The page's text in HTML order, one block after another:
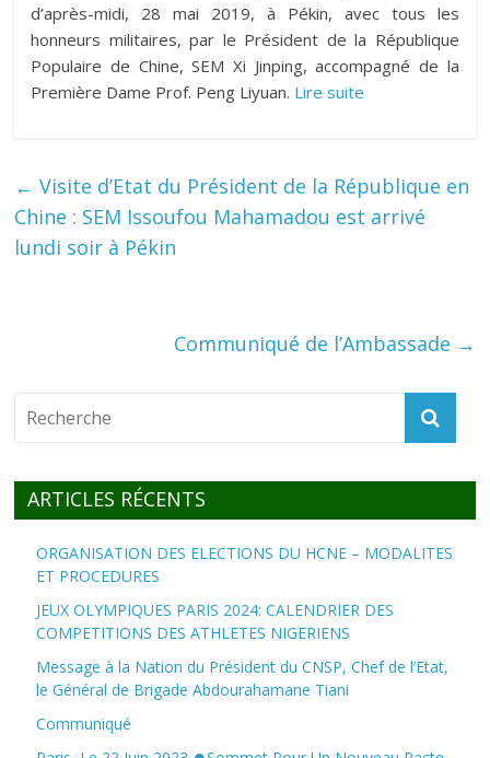
d’après-midi, 28 mai 2019, à Pékin, avec tous les
honneurs militaires, par le Président de la République
Populaire de Chine, SEM Xi Jinping, accompagné de la
Première Dame Prof. Peng Liyuan. Lire suite
← Visite d’Etat du Président de la République en
Chine : SEM Issoufou Mahamadou est arrivé
lundi soir à Pékin
Communiqué de l’Ambassade →
ARTICLES RÉCENTS
ORGANISATION DES ELECTIONS DU HCNE – MODALITES
ET PROCEDURES
JEUX OLYMPIQUES PARIS 2024: CALENDRIER DES
COMPETITIONS DES ATHLETES NIGERIENS
Message à la Nation du Président du CNSP, Chef de l’Etat,
le Général de Brigade Abdourahamane Tiani
Communiqué